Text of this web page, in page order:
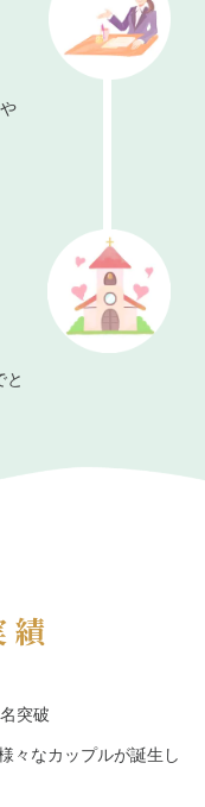
と
績
名突破
々なカップルが誕生し